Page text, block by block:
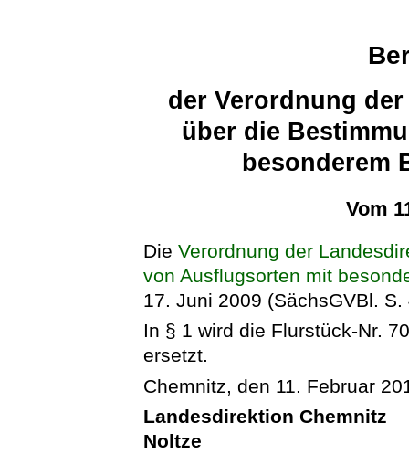
der Verordnung
über die
besonderem
Vom
DieVerordnung der
von Ausflugsorten mit
17. Juni 2009 (SächsGVBl.
In § 1 wird die Flurstück-Nr.
ersetzt.
Chemnitz, den 11. Februar
Landesdirektion Chemnitz
Noltze